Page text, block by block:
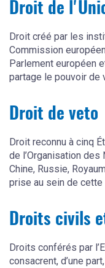
Droit de
Droit créé par les
Commission
Parlement européen
partage le pouvoir de
Droit de veto
Droit reconnu à cinq
de l’Organisation des
Chine, Russie,
prise au sein de cette
Droits civils
Droits conférés par
consacrent, d’une